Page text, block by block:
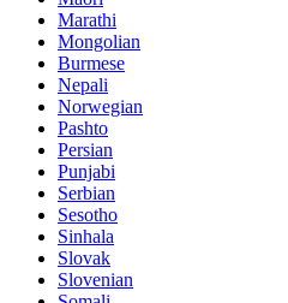
Marathi
Mongolian
Burmese
Nepali
Norwegian
Pashto
Persian
Punjabi
Serbian
Sesotho
Sinhala
Slovak
Slovenian